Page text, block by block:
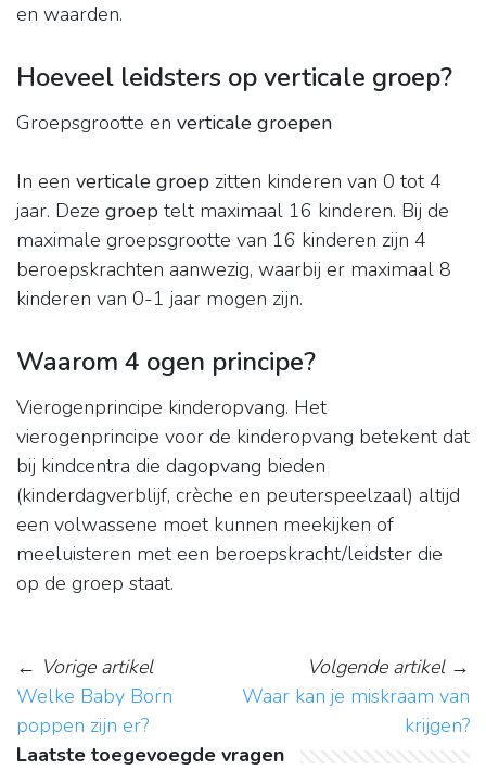
en waarden.
Hoeveel leidsters op verticale groep?
Groepsgrootte en verticale groepen
In een verticale groep zitten kinderen van 0 tot 4
jaar. Deze groep telt maximaal 16 kinderen. Bij de
maximale groepsgrootte van 16 kinderen zijn 4
beroepskrachten aanwezig, waarbij er maximaal 8
kinderen van 0-1 jaar mogen zijn.
Waarom 4 ogen principe?
Vierogenprincipe kinderopvang. Het
vierogenprincipe voor de kinderopvang betekent dat
bij kindcentra die dagopvang bieden
(kinderdagverblijf, crèche en peuterspeelzaal) altijd
een volwassene moet kunnen meekijken of
meeluisteren met een beroepskracht/leidster die
op de groep staat.
← Vorige artikel
Welke Baby Born
poppen zijn er?
Volgende artikel→
Waar kan je miskraam van
krijgen?
Laatste toegevoegde vragen